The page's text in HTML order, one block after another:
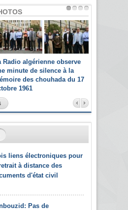
Radio algérienne observe
minute de silence à la
des chouhada du 17
1961
liens électroniques pour
à distance des
d'état civil
Pas de